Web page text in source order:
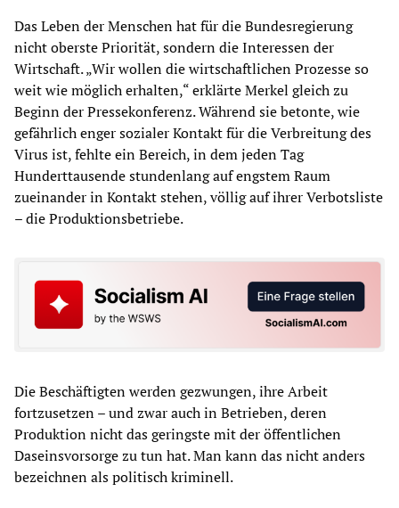
Das Leben der Menschen hat für die Bundesregierung
nicht oberste Priorität, sondern die Interessen der
Wirtschaft. „Wir wollen die wirtschaftlichen Prozesse so
weit wie möglich erhalten,“ erklärte Merkel gleich zu
Beginn der Pressekonferenz. Während sie betonte, wie
gefährlich enger sozialer Kontakt für die Verbreitung des
Virus ist, fehlte ein Bereich, in dem jeden Tag
Hunderttausende stundenlang auf engstem Raum
zueinander in Kontakt stehen, völlig auf ihrer Verbotsliste
– die Produktionsbetriebe.
Die Beschäftigten werden gezwungen, ihre Arbeit
fortzusetzen – und zwar auch in Betrieben, deren
Produktion nicht das geringste mit der öffentlichen
Daseinsvorsorge zu tun hat. Man kann das nicht anders
bezeichnen als politisch kriminell.